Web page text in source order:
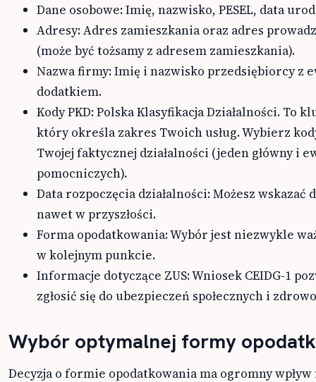
Dane osobowe: Imię, nazwisko, PESEL, data
Adresy: Adres zamieszkania oraz adres
(może być tożsamy z adresem zamieszkania).
Nazwa firmy: Imię i nazwisko przedsiębiorcy z
dodatkiem.
Kody PKD: Polska Klasyfikacja Działalności. To
który określa zakres Twoich usług. Wybierz
Twojej faktycznej działalności (jeden główny i
pomocniczych).
Data rozpoczęcia działalności: Możesz wskazać
nawet w przyszłości.
Forma opodatkowania: Wybór jest niezwykle
w kolejnym punkcie.
Informacje dotyczące ZUS: Wniosek CEIDG-1
zgłosić się do ubezpieczeń społecznych i
Wybór optymalnej formy
Decyzja o formie opodatkowania ma ogromny wpływ